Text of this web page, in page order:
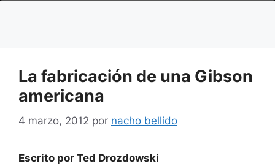
La fabricación de una Gibson
americana
4 marzo, 2012 por nacho bellido
Escrito por Ted Drozdowski